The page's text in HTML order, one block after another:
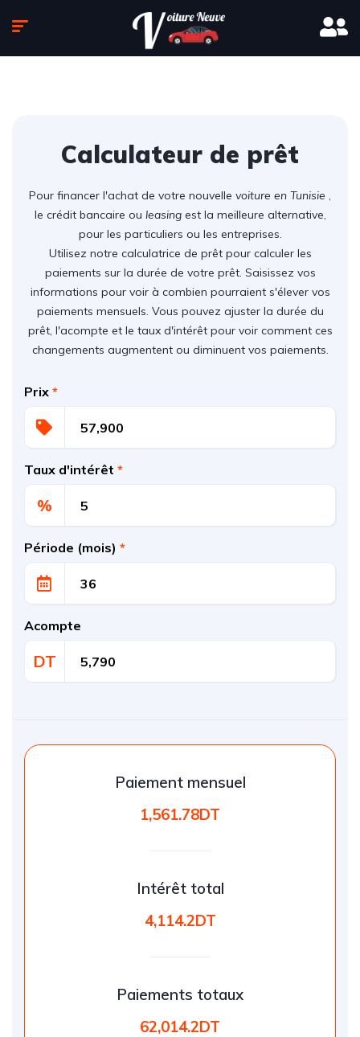
Calculateur de prêt
Pour financer l'achat de votre nouvelle voiture en Tunisie ,
le crédit bancaire ou leasingest la meilleure alternative,
pour les particuliers ou les entreprises.
Utilisez notre calculatrice de prêt pour calculer les
paiements sur la durée de votre prêt. Saisissez vos
informations pour voir à combien pourraient s'élever vos
paiements mensuels. Vous pouvez ajuster la durée du
prêt, l'acompte et le taux d'intérêt pour voir comment ces
changements augmentent ou diminuent vos paiements.
Prix *
Taux d'intérêt *
%
Période (mois) *
Acompte
DT
Paiement mensuel
1,561.78DT
Intérêt total
4,114.2DT
Paiements totaux
62,014.2DT